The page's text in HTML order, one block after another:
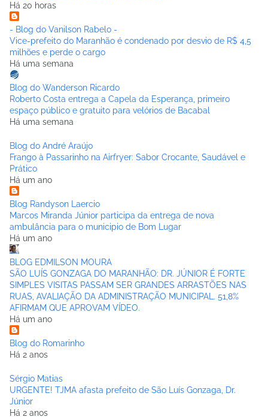
Há 20 horas
- Blog do Vanilson Rabelo -
Vice-prefeito do Maranhão é condenado por desvio de R$ 4,5
milhões e perde o cargo
Há uma semana
Blog do Wanderson Ricardo
Roberto Costa entrega a Capela da Esperança, primeiro
espaço público e gratuito para velórios de Bacabal
Há uma semana
Blog do André Araújo
Frango à Passarinho na Airfryer: Sabor Crocante, Saudável e
Prático
Há um ano
Blog Randyson Laercio
Marcos Miranda Júnior participa da entrega de nova
ambulância para o municipio de Bom Lugar
Há um ano
BLOG EDMILSON MOURA
SÃO LUÍS GONZAGA DO MARANHÃO: DR. JÚNIOR É FORTE
SIMPLES VISITAS PASSAM SER GRANDES ARRASTÕES NAS
RUAS, AVALIAÇÃO DA ADMINISTRAÇÃO MUNICIPAL. 51,8%
AFIRMAM QUE APROVAM VÍDEO.
Há um ano
Blog do Romarinho
Há 2 anos
Sérgio Matias
URGENTE! TJMA afasta prefeito de São Luís Gonzaga, Dr.
Júnior
Há 2 anos